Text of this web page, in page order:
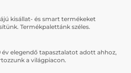
kisállat- és smart termékeket
Termékpalettánk széles.
elegendő tapasztalatot adott ahhoz,
a világpiacon.